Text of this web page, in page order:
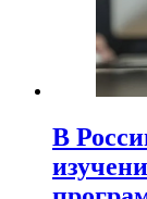
В